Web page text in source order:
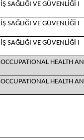
İŞ SAĞLIĞI VE GÜVENLİĞİ I
İŞ SAĞLIĞI VE GÜVENLİĞİ I
İŞ SAĞLIĞI VE GÜVENLİĞİ I
OCCUPATIONAL HEALTH
OCCUPATIONAL HEALTH